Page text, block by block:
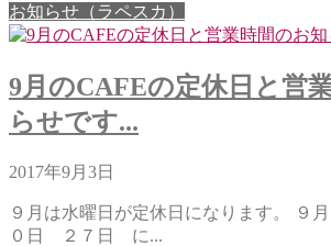
お知らせ（ラペスカ）
9月のCAFEの定休日と営
らせです...
2017年9月3日
９月は水曜日が定休日になります。
０日 ２７日 に...